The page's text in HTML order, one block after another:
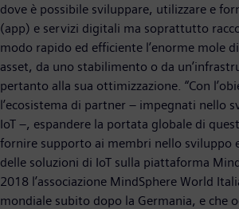
dove è possibile sviluppare, utilizzare e
(app) e servizi digitali ma soprattutto
modo rapido ed efficiente l’enorme mole
asset, da uno stabilimento o da
pertanto alla sua ottimizzazione. “Con
l’ecosistema di partner – impegnati nello
IoT –, espandere la portata globale di
fornire supporto ai membri nello sviluppo
delle soluzioni di IoT sulla piattaforma
2018 l’associazione MindSphere World
mondiale subito dopo la Germania, e che